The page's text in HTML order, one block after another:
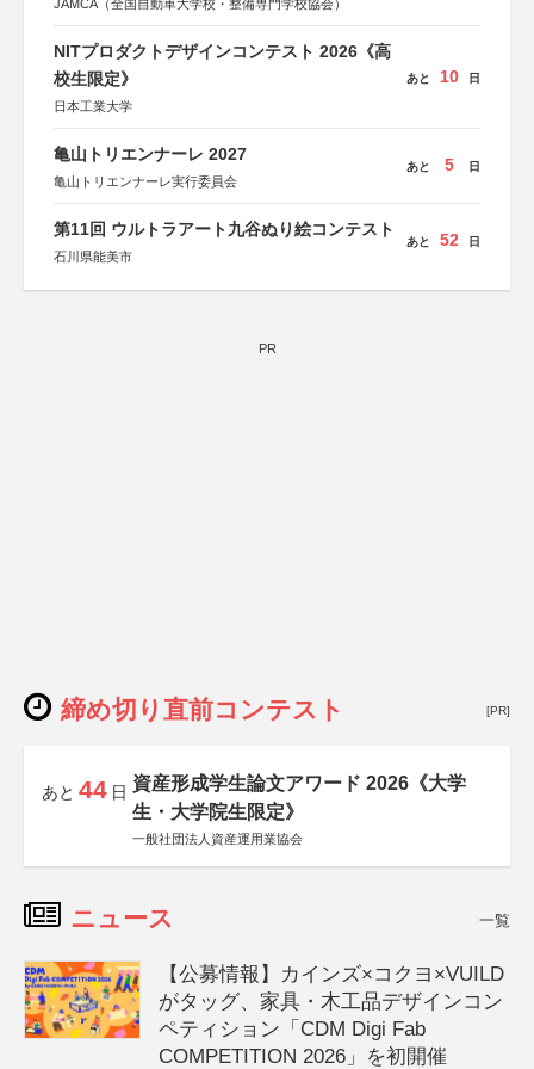
JAMCA（全国自動車大学校・整備専門学校協会）
NITプロダクトデザインコンテスト 2026《高
校生限定》
日本工業大学
あと 10 日
亀山トリエンナーレ 2027
亀山トリエンナーレ実行委員会
あと 5 日
第11回 ウルトラアート九谷ぬり絵コンテスト
石川県能美市
あと 52 日
PR
締め切り直前コンテスト [PR]
あと 44 日 資産形成学生論文アワード 2026《大学
生・大学院生限定》
一般社団法人資産運用業協会
ニュース 一覧
【公募情報】カインズ×コクヨ×VUILD
がタッグ、家具・木工品デザインコン
ペティション「CDM Digi Fab
COMPETITION 2026」を初開催